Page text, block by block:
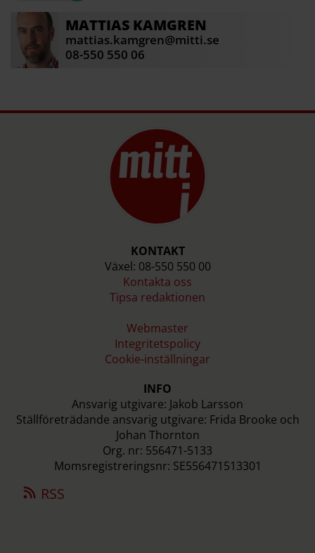
MATTIAS KAMGREN
mattias.kamgren@mitti.se
08-550 550 06
KONTAKT
Växel: 08-550 550 00
Kontakta oss
Tipsa redaktionen
Webmaster
Integritetspolicy
Cookie-inställningar
INFO
Ansvarig utgivare: Jakob Larsson
Ställföreträdande ansvarig utgivare: Frida Brooke och
Johan Thornton
Org. nr: 556471-5133
Momsregistreringsnr: SE556471513301
RSS